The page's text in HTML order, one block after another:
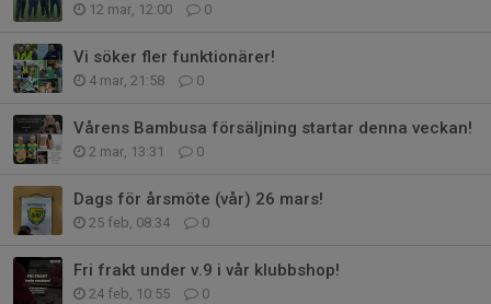
12 mar, 12:00 0
Vi söker fler funktionärer!
4 mar, 21:58 0
Vårens Bambusa försäljning startar denna veckan!
2 mar, 13:31 0
Dags för årsmöte (vår) 26 mars!
25 feb, 08:34 0
Fri frakt under v.9 i vår klubbshop!
24 feb, 10:55 0